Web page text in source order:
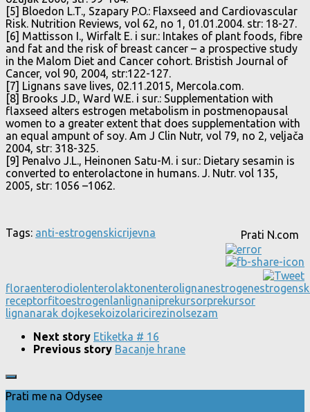
[5] Bloedon L.T., Szapary P.O.: Flaxseed and Cardiovascular
Risk. Nutrition Reviews, vol 62, no 1, 01.01.2004. str: 18-27.
[6] Mattisson I., Wirfalt E. i sur.: Intakes of plant foods, fibre
and fat and the risk of breast cancer – a prospective study
in the Malom Diet and Cancer cohort. Bristish Journal of
Cancer, vol 90, 2004, str:122-127.
[7] Lignans save lives, 02.11.2015, Mercola.com.
[8] Brooks J.D., Ward W.E. i sur.: Supplementation with
flaxseed alters estrogen metabolism in postmenopausal
women to a greater extent that does supplementation with
an equal ampunt of soy. Am J Clin Nutr, vol 79, no 2, veljača
2004, str: 318-325.
[9] Penalvo J.L., Heinonen Satu-M. i sur.: Dietary sesamin is
converted to enterolactone in humans. J. Nutr. vol 135,
2005, str: 1056 –1062.
Prati N.com
Tags: anti-estrogenskicrijevna
floraenterodiolenterolaktonenterolignanestrogen
receptorfitoestrogenlanlignaniprekursorprekursor
lignanarak dojkesekoizolaricirezinolsezam
Next story Etiketka # 16
Previous story Bacanje hrane
Prati me na Odysee